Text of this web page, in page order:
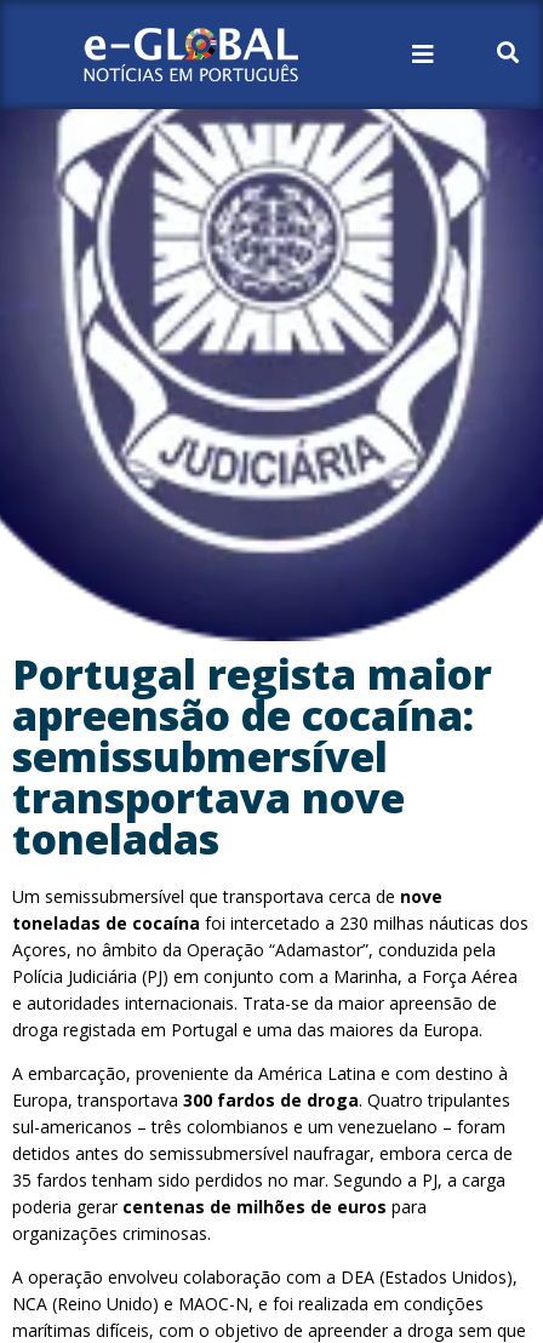
Portugal regista maior
apreensão de cocaína:
semissubmersível
transportava nove
toneladas
Um semissubmersível que transportava cerca de nove
toneladas de cocaína foi intercetado a 230 milhas náuticas dos
Açores, no âmbito da Operação “Adamastor”, conduzida pela
Polícia Judiciária (PJ) em conjunto com a Marinha, a Força Aérea
e autoridades internacionais. Trata-se da maior apreensão de
droga registada em Portugal e uma das maiores da Europa.
A embarcação, proveniente da América Latina e com destino à
Europa, transportava 300 fardos de droga. Quatro tripulantes
sul-americanos – três colombianos e um venezuelano – foram
detidos antes do semissubmersível naufragar, embora cerca de
35 fardos tenham sido perdidos no mar. Segundo a PJ, a carga
poderia gerar centenas de milhões de euros para
organizações criminosas.
A operação envolveu colaboração com a DEA (Estados Unidos),
NCA (Reino Unido) e MAOC-N, e foi realizada em condições
marítimas difíceis, com o objetivo de apreender a droga sem que